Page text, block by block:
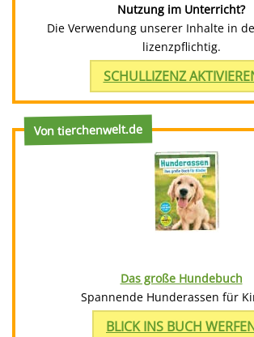
Nutzung im Unterricht?
Die Verwendung unserer Inhalte in
lizenzpflichtig.
SCHULLIZENZ
Von tierchenwelt.de
Das große Hundebuch
Spannende Hunderassen für
BLICK INS BUCH